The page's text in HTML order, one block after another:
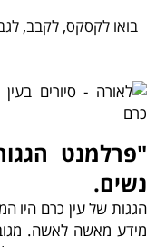
בואו לקסקס, לקבב,
"פרלמנט
נשים.
הגגות של עין כרם היו
מידע מאשה לאשה.